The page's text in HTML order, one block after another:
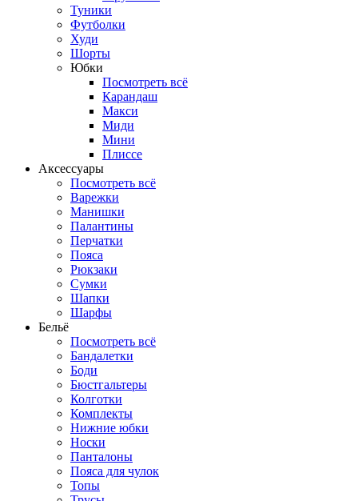
Туники
Футболки
Худи
Шорты
Юбки
Посмотреть всё
Карандаш
Макси
Миди
Мини
Плиссе
Аксессуары
Посмотреть всё
Варежки
Манишки
Палантины
Перчатки
Пояса
Рюкзаки
Сумки
Шапки
Шарфы
Бельё
Посмотреть всё
Бандалетки
Боди
Бюстгальтеры
Колготки
Комплекты
Нижние юбки
Носки
Панталоны
Поясa для чулок
Топы